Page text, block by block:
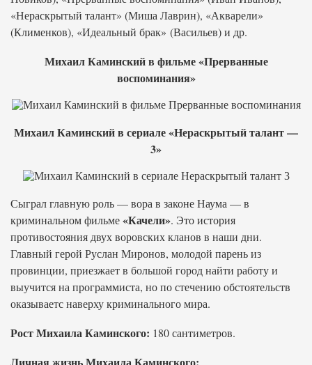
«Нераскрытый талант» (Миша Лаврин), «Акварели»
(Клименков), «Идеальный брак» (Васильев) и др.
Михаил Каминский в фильме «Прерванные
воспоминания»
Михаил Каминский в сериале «Нераскрытый талант —
3»
Сыграл главную роль — вора в законе Наума — в
криминальном фильме«Качели». Это история
противостояния двух воровских кланов в наши дни.
Главный герой Руслан Миронов, молодой парень из
провинции, приезжает в большой город найти работу и
выучится на программиста, но по стечению обстоятельств
оказываетс наверху криминального мира.
Рост Михаила Каминского: 180 сантиметров.